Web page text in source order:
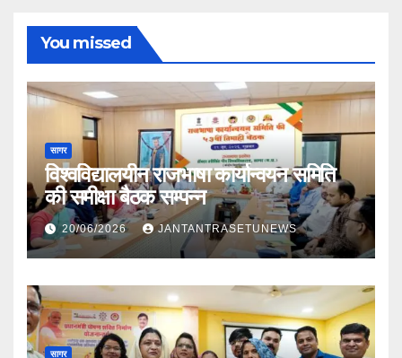
You missed
सागर
विश्वविद्यालयीन राजभाषा कार्यान्वयन समिति
की समीक्षा बैठक सम्पन्न
20/06/2026 JANTANTRASETUNEWS
सागर